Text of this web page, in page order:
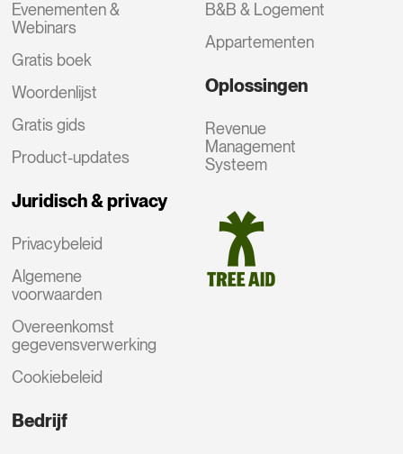
Evenementen &
Webinars
Gratis boek
Woordenlijst
Gratis gids
Product-updates
Juridisch & privacy
Privacybeleid
Algemene
voorwaarden
Overeenkomst
gegevensverwerking
Cookiebeleid
B&B & Logement
Appartementen
Oplossingen
Revenue
Management
Systeem
Bedrijf